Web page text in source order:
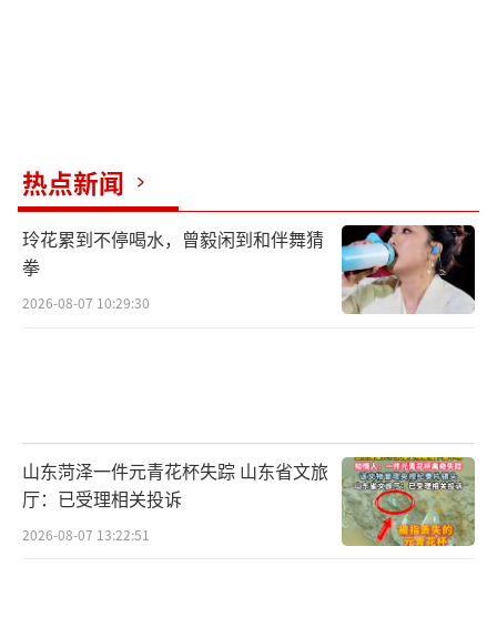
热点新闻
玲花累到不停喝水，曾毅闲到和伴舞猜
拳
2026-08-07 10:29:30
山东菏泽一件元青花杯失踪 山东省文旅
厅：已受理相关投诉
2026-08-07 13:22:51